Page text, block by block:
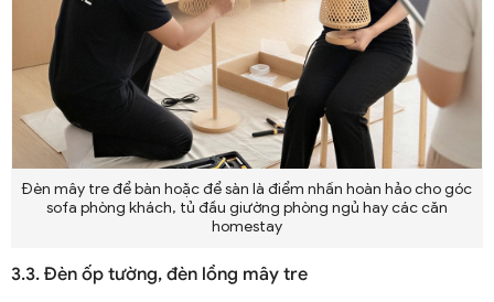
Đèn mây tre để bàn hoặc để sàn là điểm nhấn hoàn hảo cho góc
sofa phòng khách, tủ đầu giường phòng ngủ hay các căn
homestay
3.3. Đèn ốp tường, đèn lồng mây tre